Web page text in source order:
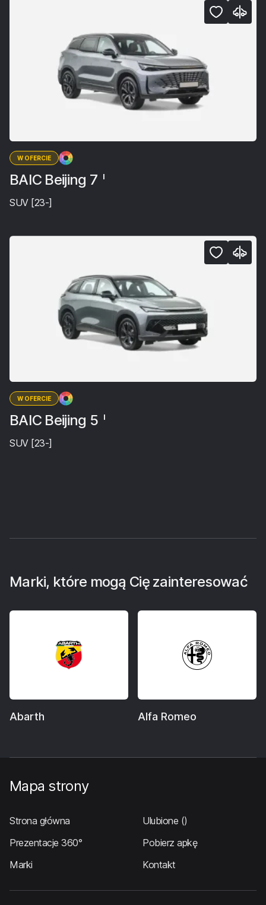
W OFERCIE
BAIC Beijing 7 I
SUV [23-]
W OFERCIE
BAIC Beijing 5 I
SUV [23-]
Marki, które mogą Cię zainteresować
Abarth Alfa Romeo
Mapa strony
Strona główna Ulubione ()
Prezentacje 360°
Pobierz apkę
Marki
Kontakt